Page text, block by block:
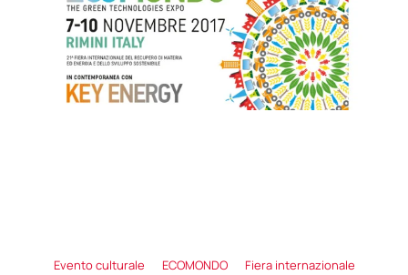
Evento culturale ECOMONDO
Fiera internazionale